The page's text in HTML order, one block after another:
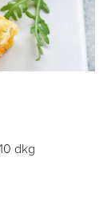
dkg